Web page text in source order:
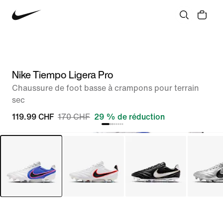
Nike Tiempo Ligera Pro
Chaussure de foot basse à crampons pour terrain
sec
119.99 CHF 170 CHF 29 % de réduction